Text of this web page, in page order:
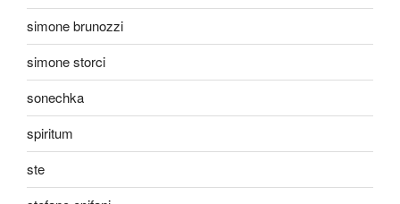
simone brunozzi
simone storci
sonechka
spiritum
ste